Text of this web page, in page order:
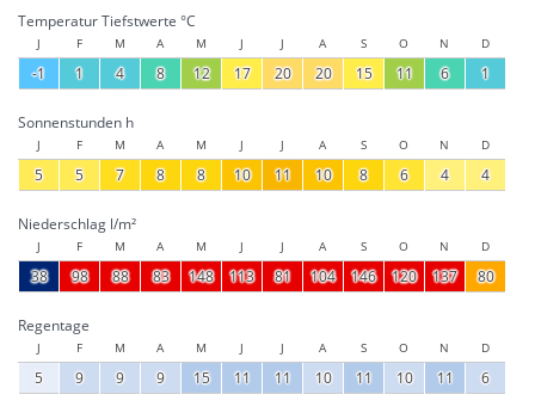
Temperatur Tiefstwerte °C
J F M A M J J A S O N D
-1 1 4 8 12 17 20 20 15 11 6 1
Sonnenstunden h
J F M A M J J A S O N D
5 5 7 8 8 10 11 10 8 6 4 4
Niederschlag l/m²
J F M A M J J A S O N D
38 98 88 83 148 113 81 104 146 120 137 80
Regentage
J F M A M J J A S O N D
5 9 9 9 15 11 11 10 11 10 11 6